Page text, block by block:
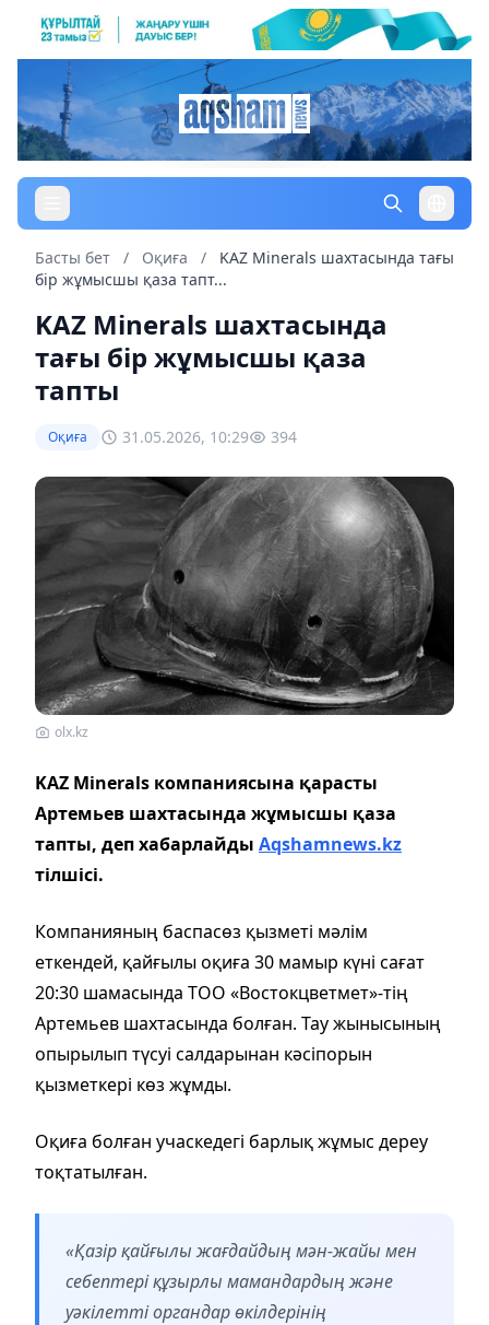
Басты бет / Оқиға /
KAZ Minerals шахтасында тағы
бір жұмысшы қаза тапт...
KAZ Minerals шахтасында
тағы бір жұмысшы қаза
тапты
Оқиға 31.05.2026, 10:29 394
olx.kz
KAZ Minerals компаниясына қарасты
Артемьев шахтасында жұмысшы қаза
тапты, деп хабарлайды Aqshamnews.kz
тілшісі.
Компанияның баспасөз қызметі мәлім
еткендей, қайғылы оқиға 30 мамыр күні сағат
20:30 шамасында ТОО «Востокцветмет»-тің
Артемьев шахтасында болған. Тау жынысының
опырылып түсуі салдарынан кәсіпорын
қызметкері көз жұмды.
Оқиға болған учаскедегі барлық жұмыс дереу
тоқтатылған.
«Қазір қайғылы жағдайдың мән-жайы мен
себептері құзырлы мамандардың және
уәкілетті органдар өкілдерінің